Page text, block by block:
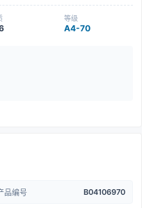
等级
A4-70
品编号 B04106970